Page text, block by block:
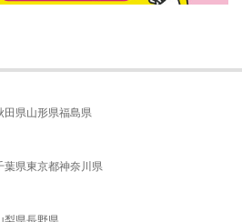
田県山形県福島県
葉県東京都神奈川県